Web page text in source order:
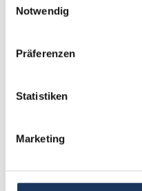
Notwendig
Präferenzen
Statistiken
Marketing
Kontakt
Fax: +49 (0) 521 / 911 730 41